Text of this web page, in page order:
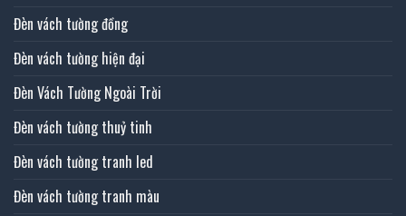
Đèn vách tường đồng
Đèn vách tường hiện đại
Đèn Vách Tường Ngoài Trời
Đèn vách tường thuỷ tinh
Đèn vách tường tranh led
Đèn vách tường tranh màu